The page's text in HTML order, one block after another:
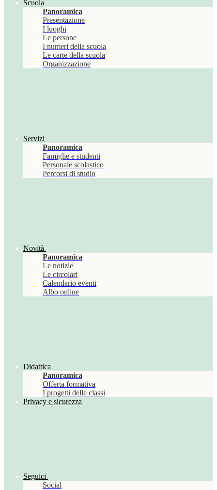
Scuola
Panoramica
Presentazione
I luoghi
Le persone
I numeri della scuola
Le carte della scuola
Organizzazione
Servizi
Panoramica
Famiglie e studenti
Personale scolastico
Percorsi di studio
Novità
Panoramica
Le notizie
Le circolari
Calendario eventi
Albo online
Didattica
Panoramica
Offerta formativa
I progetti delle classi
Privacy e sicurezza
Seguici
Social